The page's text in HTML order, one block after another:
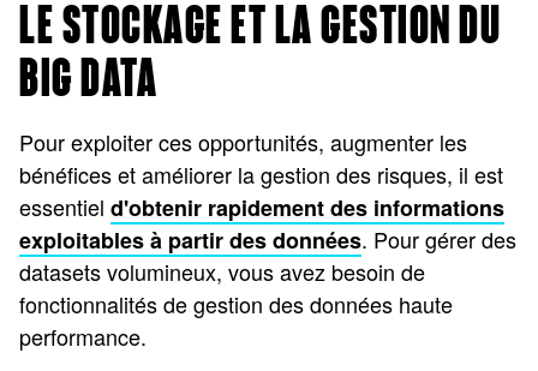
LE STOCKAGE ET LA GESTION DU
BIG DATA
Pour exploiter ces opportunités, augmenter les
bénéfices et améliorer la gestion des risques, il est
essentiel d'obtenir rapidement des informations
exploitables à partir des données. Pour gérer des
datasets volumineux, vous avez besoin de
fonctionnalités de gestion des données haute
performance.